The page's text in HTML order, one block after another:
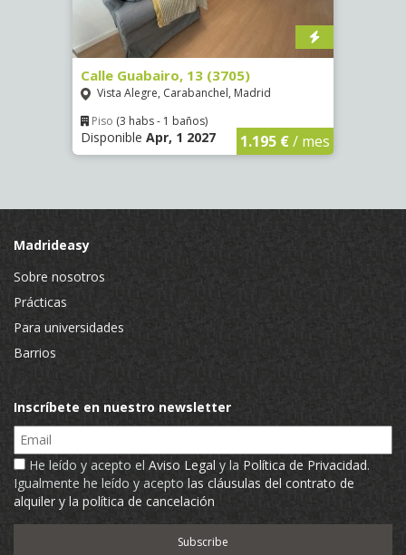
Calle Guabairo, 13 (3705)
Vista Alegre, Carabanchel, Madrid
Piso (3 habs - 1 baños)
Disponible Apr, 1 2027 1.195 €/ mes
Madrideasy
Sobre nosotros
Prácticas
Para universidades
Barrios
Inscríbete en nuestro newsletter
Email
He leído y acepto el Aviso Legal y la Política de Privacidad.
Igualmente he leído y acepto las cláusulas del contrato de
alquiler y la política de cancelación